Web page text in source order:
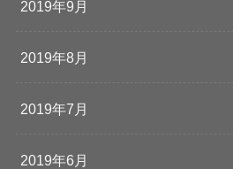
2019年9月
2019年8月
2019年7月
2019年6月